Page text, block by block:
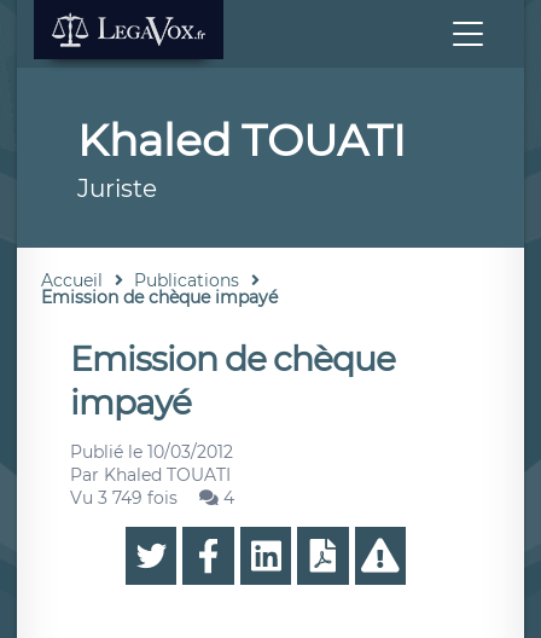
Khaled TOUATI
Juriste
Accueil Publications
Emission de chèque impayé
Emission de chèque
impayé
Publié le 10/03/2012
Par Khaled TOUATI
Vu 3 749 fois
4